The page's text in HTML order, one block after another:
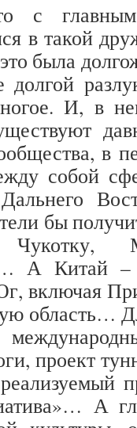
с
в такой
была
долгой
И, в
в
собой
бы
А Китай –
включая
область…
проект
А